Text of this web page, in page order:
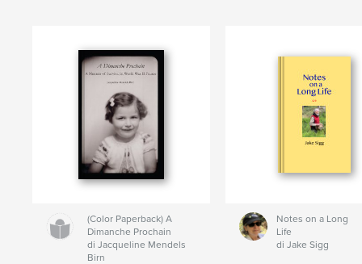
(Color Paperback) A
Dimanche Prochain
di Jacqueline Mendels
Birn
Notes on a Long
Life
di Jake Sigg